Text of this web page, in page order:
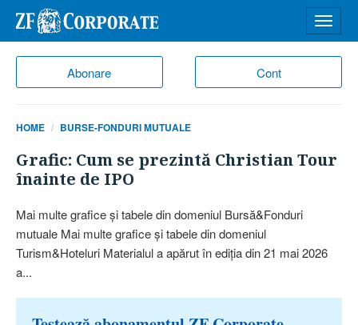
Abonare Cont
meniu
HOME BURSE-FONDURI MUTUALE
Grafic: Cum se prezintă Christian Tour
înainte de IPO
Mai multe grafice şi tabele din domeniul Bursă&Fonduri
mutuale Mai multe grafice şi tabele din domeniul
Turism&Hoteluri Materialul a apărut în ediţia din 21 mai 2026
a...